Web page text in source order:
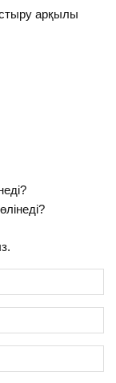
арқылы